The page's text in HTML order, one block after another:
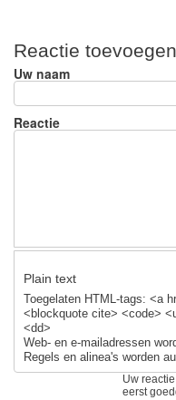
ar
e
c
e
o
sk
Reactie toevoegen
Uw naam
Reactie
Plain text
Toegelaten HTML-tags: <a
<blockquote cite> <code>
<dd>
Web- en e-mailadressen
Regels en alinea's worden
Uw
eerst